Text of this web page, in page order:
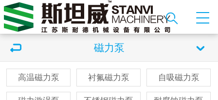
磁力泵
高温磁力泵 衬氟磁力泵 自吸磁力泵